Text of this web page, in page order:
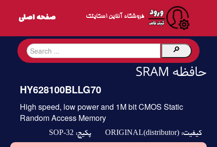
فروشگاه آنلاین اسکایتک
حافظه SRAM
HY628100BLLG70
High speed, low power and 1M bit CMOS Static
Random Access Memory
کیفیت: ORIGINAL(distributor) پکیج: SOP-32